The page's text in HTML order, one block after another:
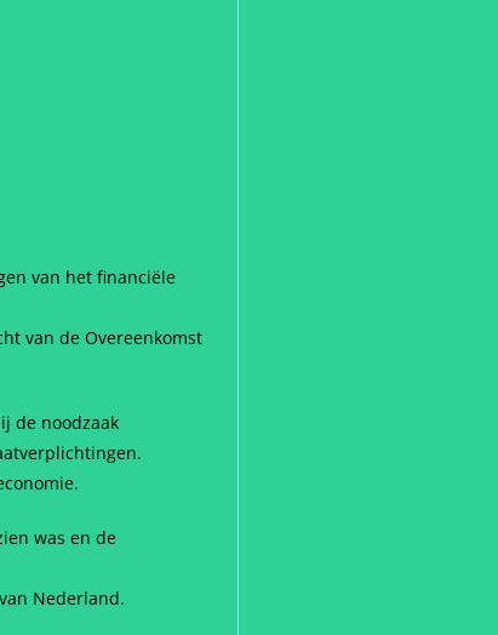
van het financiële
van de Overeenkomst
de noodzaak
was en de
Nederland.